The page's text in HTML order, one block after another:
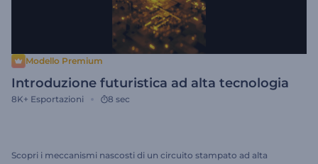
Modello Premium
Introduzione futuristica ad alta tecnologia
8K+ Esportazioni 8 sec
Scopri i meccanismi nascosti di un circuito stampato ad alta